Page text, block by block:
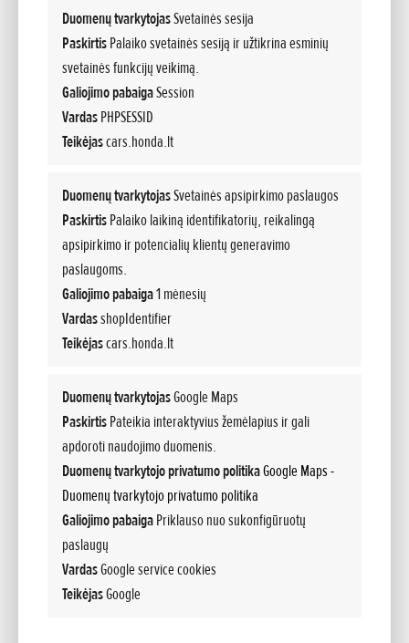
Duomenų tvarkytojasSvetainės sesija
PaskirtisPalaiko svetainės sesiją ir užtikrina esminių
svetainės funkcijų veikimą.
Galiojimo pabaigaSession
VardasPHPSESSID
Teikėjascars.honda.lt
Duomenų tvarkytojasSvetainės apsipirkimo paslaugos
PaskirtisPalaiko laikiną identifikatorių, reikalingą
apsipirkimo ir potencialių klientų generavimo
paslaugoms.
Galiojimo pabaiga1 mėnesių
VardasshopIdentifier
Teikėjascars.honda.lt
Duomenų tvarkytojasGoogle Maps
PaskirtisPateikia interaktyvius žemėlapius ir gali
apdoroti naudojimo duomenis.
Duomenų tvarkytojo privatumo politikaGoogle Maps -
Duomenų tvarkytojo privatumo politika
Galiojimo pabaigaPriklauso nuo sukonfigūruotų
paslaugų
VardasGoogle service cookies
TeikėjasGoogle
Naujas Honda e:Ny1
Pridėta 07.04.2026
SPAUDOS PRANEŠIMAS e:Ny1: KITAME VISIŠKAI ELEKTRA VAROMAME HONDA
AUTOMOBILYJE, STILINGAME B SEGMENTO VISUREIGYJE, SUDERINTAS
KOMFORTAS,...
NAUJAS ZR-V
SPAUDOS PRANEŠIMAS VISIŠKAI NAUJAS ZR-V PAPILDO HONDA VISUREIGIŲ
LINIJĄ STILINGU, SPORTIŠKU IR DINAMIŠKU PASIRINKIMU Visiškai